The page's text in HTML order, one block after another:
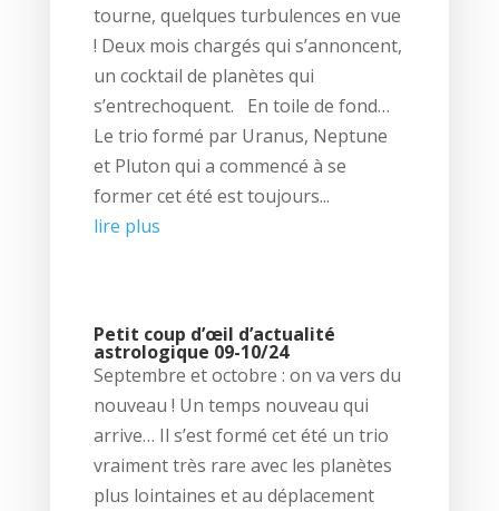
tourne, quelques turbulences en vue
! Deux mois chargés qui s’annoncent,
un cocktail de planètes qui
s’entrechoquent. En toile de fond…
Le trio formé par Uranus, Neptune
et Pluton qui a commencé à se
former cet été est toujours...
lire plus
Petit coup d’œil d’actualité
astrologique 09-10/24
Septembre et octobre : on va vers du
nouveau ! Un temps nouveau qui
arrive… Il s’est formé cet été un trio
vraiment très rare avec les planètes
plus lointaines et au déplacement